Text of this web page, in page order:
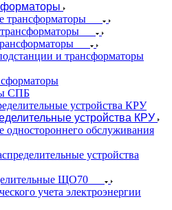
трансформаторы
и трансформаторы
СПБ
устройства КРУ
одностороннего обслуживания
устройства
ЩО70
учета электроэнергии